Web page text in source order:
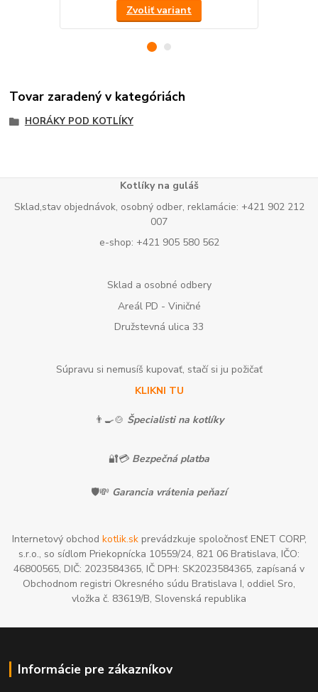
Zvoliť variant
Tovar zaradený v kategóriách
HORÁKY POD KOTLÍKY
Kotlíky na guláš
Sklad,stav objednávok, osobný odber, reklamácie: +421 902 212
007
e-shop: +421 905 580 562
Sklad a osobné odbery
Areál PD - Viničné
Družstevná ulica 33
Súpravu si nemusíš kupovať, stačí si ju požičať
KLIKNI TU
👨‍🍳🍲 Špecialisti na kotlíky
🔐💳 Bezpečná platba
🛡️💸 Garancia vrátenia peňazí
Internetový obchod kotlik.skprevádzkuje spoločnosť ENET CORP,
s.r.o., so sídlom Priekopnícka 10559/24, 821 06 Bratislava, IČO:
46800565, DIČ: 2023584365, IČ DPH: SK2023584365, zapísaná v
Obchodnom registri Okresného súdu Bratislava I, oddiel Sro,
vložka č. 83619/B, Slovenská republika
Informácie pre zákazníkov